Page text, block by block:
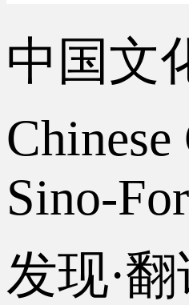
中国文
Sino-
发现·